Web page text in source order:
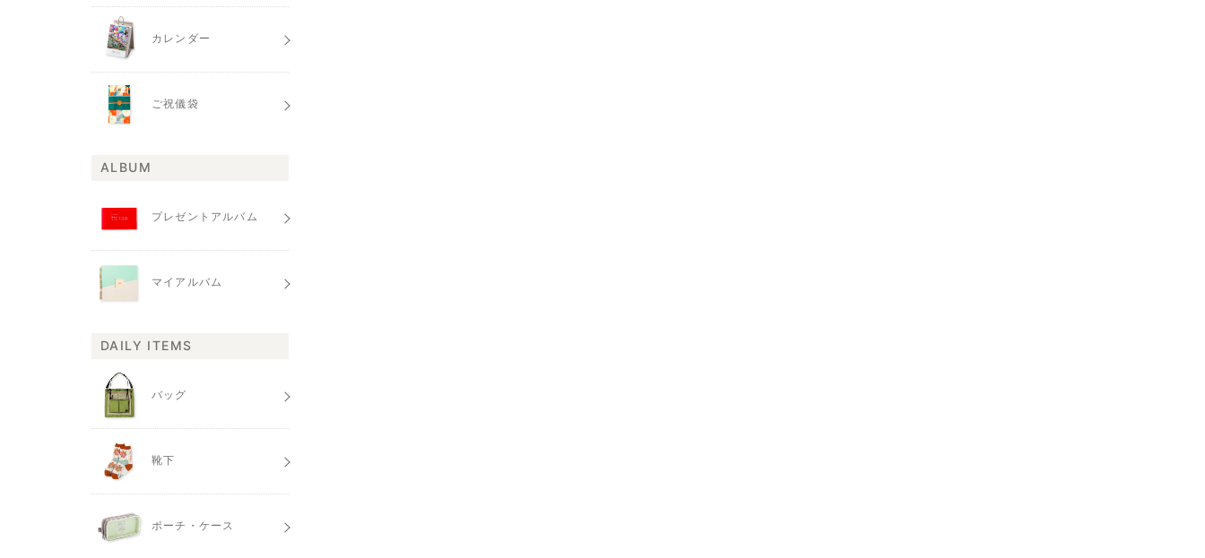
カレンダー
ご祝儀袋
ALBUM
プレゼントアルバム
マイアルバム
DAILY ITEMS
バッグ
靴下
ポーチ・ケース